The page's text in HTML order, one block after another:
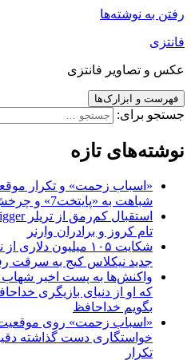
رفتن به نوشته‌ها
فانتزی
عکس و تصاویر فانتزی
فهرست و ابزارک‌ها
جستجو برای:
نوشته‌های تازه
«اسباب زحمت» و تکرار
شباهت به «پایتخت7» و چرخش بر مدار تکرار
تام کروز و برادران وارنر
شکایت ۱۰۵ میلیون
جدید نیکلاس کیج به سرقت
واکنش‌ها به پست اخیر
که او از دنیای بازیگری
بگویم خداحافظ
«اسباب زحمت» روی موقعیت
تکرار